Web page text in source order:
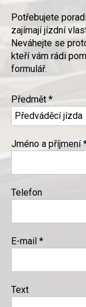
Potřebujete
zajímají jízdní
Neváhejte se
kteří vám rádi
formulář.
Předmět *
Jméno a příjmení
Telefon
E-mail *
Text